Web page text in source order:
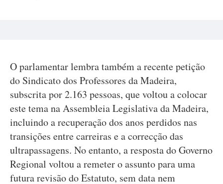
O parlamentar lembra também a recente petição
do Sindicato dos Professores da Madeira,
subscrita por 2.163 pessoas, que voltou a colocar
este tema na Assembleia Legislativa da Madeira,
incluindo a recuperação dos anos perdidos nas
transições entre carreiras e a correcção das
ultrapassagens. No entanto, a resposta do Governo
Regional voltou a remeter o assunto para uma
futura revisão do Estatuto, sem data nem